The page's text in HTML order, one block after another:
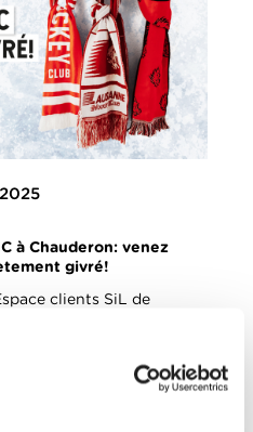
à Chauderon: venez
givré!
clients SiL de
de dédicaces
conviviale et